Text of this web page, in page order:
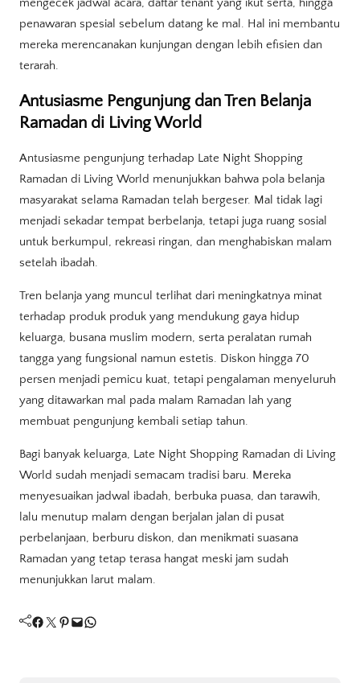
penawaran spesial sebelum datang ke mal. Hal ini membantu
mereka merencanakan kunjungan dengan lebih efisien dan
terarah.
Antusiasme Pengunjung dan Tren Belanja
Ramadan di Living World
Antusiasme pengunjung terhadap Late Night Shopping
Ramadan di Living World menunjukkan bahwa pola belanja
masyarakat selama Ramadan telah bergeser. Mal tidak lagi
menjadi sekadar tempat berbelanja, tetapi juga ruang sosial
untuk berkumpul, rekreasi ringan, dan menghabiskan malam
setelah ibadah.
Tren belanja yang muncul terlihat dari meningkatnya minat
terhadap produk produk yang mendukung gaya hidup
keluarga, busana muslim modern, serta peralatan rumah
tangga yang fungsional namun estetis. Diskon hingga 70
persen menjadi pemicu kuat, tetapi pengalaman menyeluruh
yang ditawarkan mal pada malam Ramadan lah yang
membuat pengunjung kembali setiap tahun.
Bagi banyak keluarga, Late Night Shopping Ramadan di Living
World sudah menjadi semacam tradisi baru. Mereka
menyesuaikan jadwal ibadah, berbuka puasa, dan tarawih,
lalu menutup malam dengan berjalan jalan di pusat
perbelanjaan, berburu diskon, dan menikmati suasana
Ramadan yang tetap terasa hangat meski jam sudah
menunjukkan larut malam.
Facebook Twitter Pinterest Mail WhatsApp